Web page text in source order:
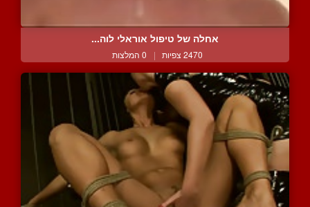
אחלה של טיפול אוראלי לוה...
2470 צפיות | 0 המלצות